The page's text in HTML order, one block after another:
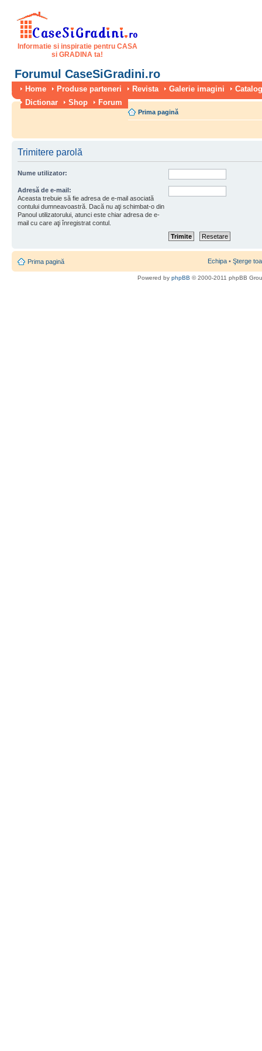
Informatie si inspiratie pentru CASA
si GRADINA ta!
Forumul CaseSiGradini.ro
Home Produse parteneri Revista Galerie imagini
Dictionar
Shop Forum
Prima pagină
Trimitere parolă
Nume utilizator:
Adresă de e-mail:
Aceasta trebuie să fie adresa de e-mail asociată
contului dumneavoastră. Dacă nu aţi schimbat-o din
Panoul utilizatorului, atunci este chiar adresa de e-
mail cu care aţi înregistrat contul.
Prima pagină Echipa • Şterge
Powered by phpBB © 2000-2011 phpBB